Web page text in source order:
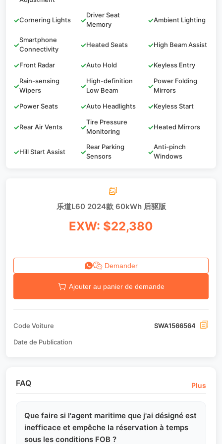
✓Cornering Lights ✓
Driver Seat
Memory
✓Ambient Lighting
✓
Smartphone
Connectivity
✓Heated Seats ✓High Beam Assist
✓Front Radar ✓Auto Hold ✓Keyless Entry
✓
Rain-sensing
Wipers
✓
High-definition
Low Beam
✓
Power Folding
Mirrors
✓Power Seats ✓Auto Headlights ✓Keyless Start
✓Rear Air Vents ✓
Tire Pressure
Monitoring
✓Heated Mirrors
✓Hill Start Assist ✓
Rear Parking
Sensors
✓
Anti-pinch
Windows
乐道L60 2024款 60kWh 后驱版
EXW: $22,380
Demander
Ajouter au panier de demande
Code Voiture SWA1566564
Date de Publication
FAQ Plus
Que faire si l'agent maritime que j'ai désigné est
inefficace et empêche la réservation à temps
sous les conditions FOB ?